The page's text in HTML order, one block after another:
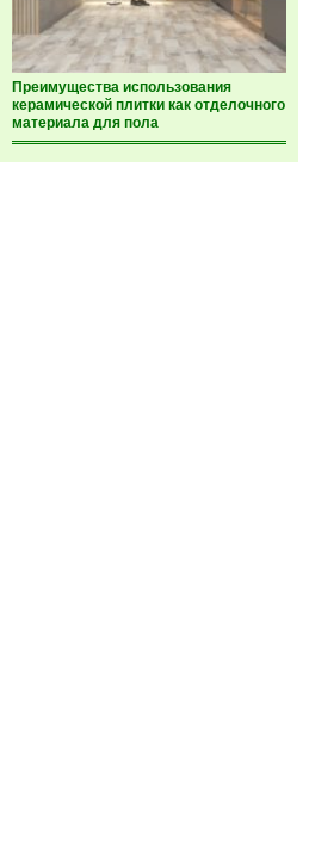
Преимущества использования
керамической плитки как отделочного
материала для пола